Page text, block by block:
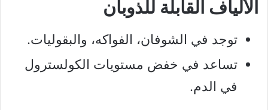
الألياف القابلة للذوبان
توجد في الشوفان، الفواكه، والبقوليات.
تساعد في خفض مستويات الكولسترول
في الدم.